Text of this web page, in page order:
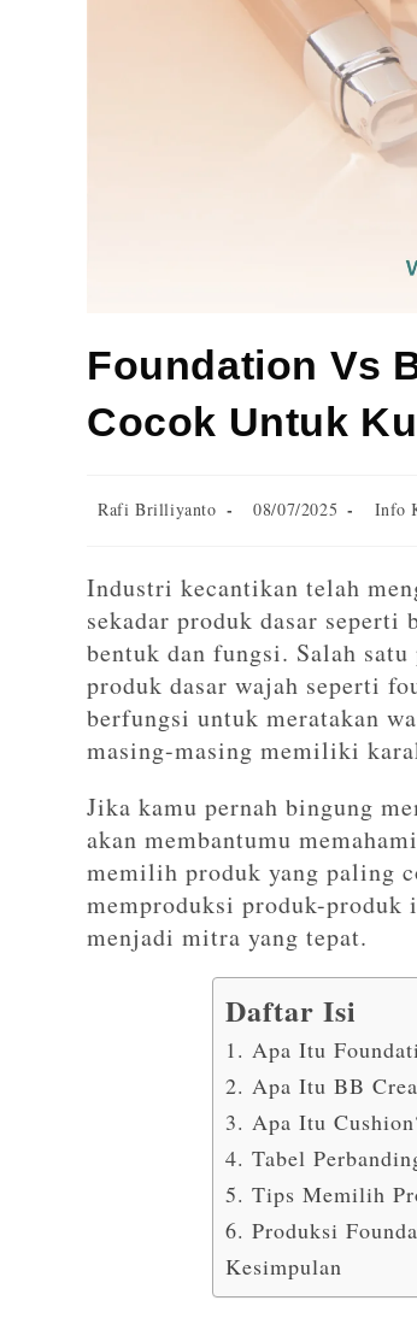
Foundation Vs
Cocok Untuk
Rafi Brilliyanto 08/07/2025 Info
Industri kecantikan telah
sekadar produk dasar
bentuk dan fungsi. Salah
produk dasar wajah seperti
berfungsi untuk meratakan
masing-masing memiliki
Jika kamu pernah bingung
akan membantumu
memilih produk yang paling
memproduksi produk-produk
menjadi mitra yang tepat.
Daftar Isi
1. Apa Itu
2. Apa Itu BB
3. Apa Itu
4. Tabel
5. Tips Memilih
6. Produksi
Kesimpulan